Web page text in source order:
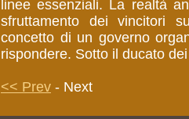
linee essenziali. La realtà
sfruttamento dei vincitori
concetto di un governo
rispondere. Sotto il ducato
<< Prev - Next